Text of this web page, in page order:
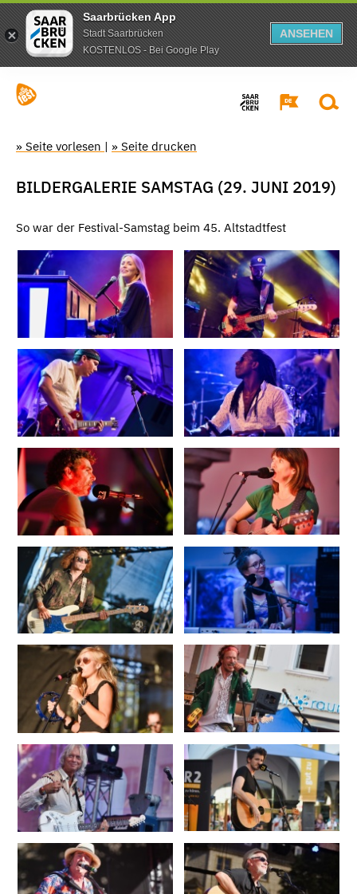
Saarbrücken App
Stadt Saarbrücken
KOSTENLOS - Bei Google Play
ANSEHEN
» Seite vorlesen | » Seite drucken
BILDERGALERIE SAMSTAG (29. JUNI 2019)
So war der Festival-Samstag beim 45. Altstadtfest